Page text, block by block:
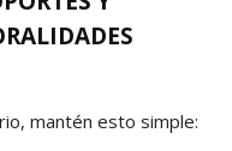
mantén esto simple: